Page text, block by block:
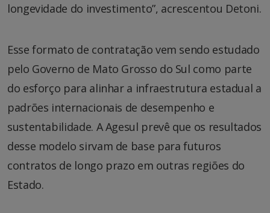
longevidade do investimento”, acrescentou Detoni.
Esse formato de contratação vem sendo estudado
pelo Governo de Mato Grosso do Sul como parte
do esforço para alinhar a infraestrutura estadual a
padrões internacionais de desempenho e
sustentabilidade. A Agesul prevê que os resultados
desse modelo sirvam de base para futuros
contratos de longo prazo em outras regiões do
Estado.